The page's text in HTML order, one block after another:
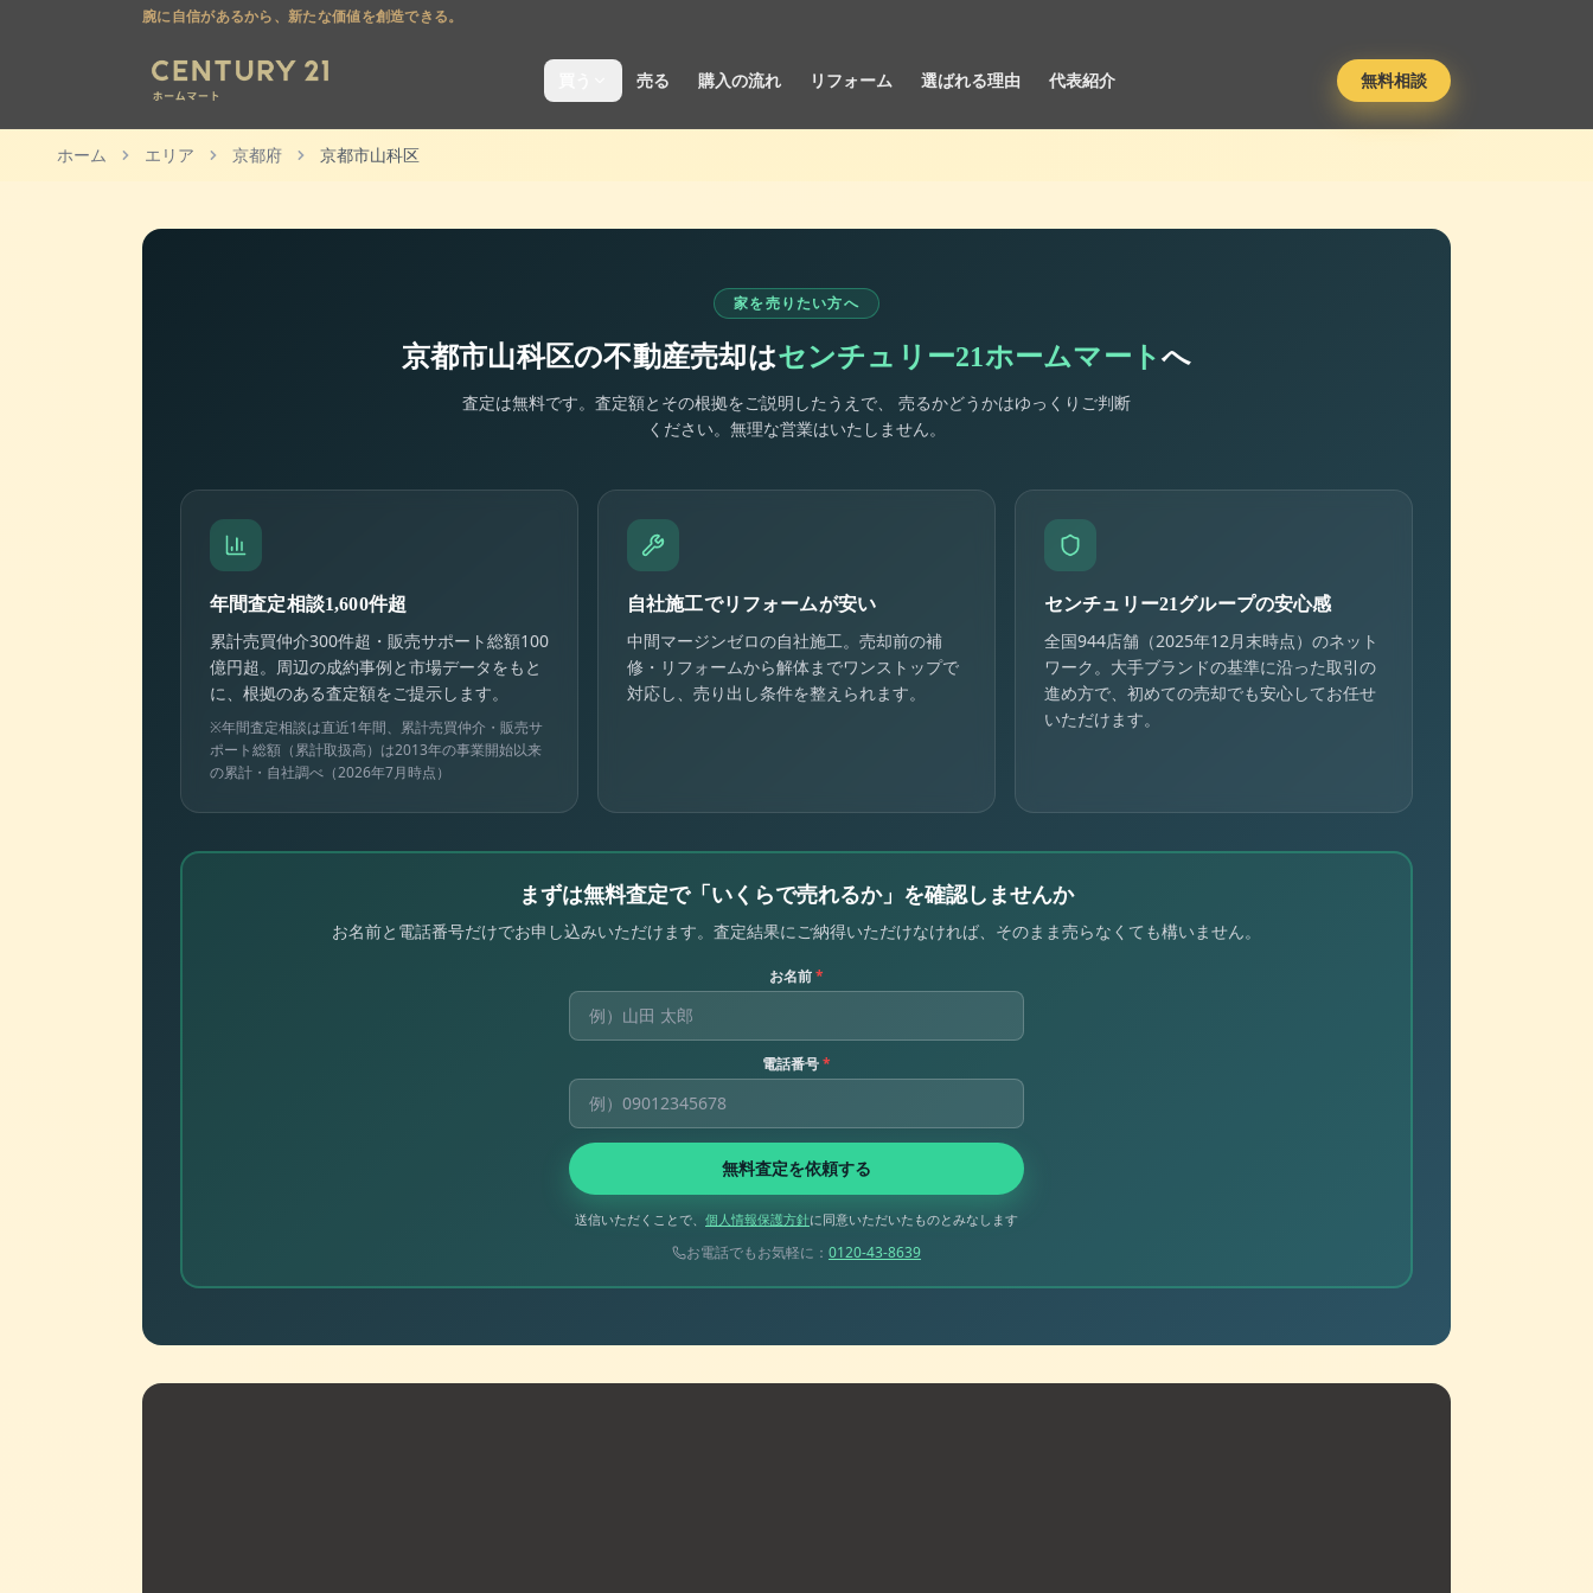
腕に自信があるから、新たな価値を創造できる。
売る 購入の流れ リフォーム 選ばれる理由 代表紹介 無料相談
ホーム エリア 京都府 京都市山科区
家を売りたい方へ
京都市山科区の不動産売却はセンチュリー21ホームマートへ
査定は無料です。査定額とその根拠をご説明したうえで、 売るかどうかはゆっくりご判断
ください。無理な営業はいたしません。
年間査定相談1,600件超
累計売買仲介300件超・販売サポート総額100
億円超。周辺の成約事例と市場データをもと
に、根拠のある査定額をご提示します。
※年間査定相談は直近1年間、累計売買仲介・販売サ
ポート総額（累計取扱高）は2013年の事業開始以来
の累計・自社調べ（2026年7月時点）
自社施工でリフォームが安い
中間マージンゼロの自社施工。売却前の補
修・リフォームから解体までワンストップで
対応し、売り出し条件を整えられます。
センチュリー21グループの安心感
全国944店舗（2025年12月末時点）のネット
ワーク。大手ブランドの基準に沿った取引の
進め方で、初めての売却でも安心してお任せ
いただけます。
まずは無料査定で「いくらで売れるか」を確認しませんか
お名前と電話番号だけでお申し込みいただけます。査定結果にご納得いただけなければ、そのまま売らなくても構いません。
お名前*
電話番号*
無料査定を依頼する
送信いただくことで、 個人情報保護方針に同意いただいたものとみなします
お電話でもお気軽に： 0120-43-8639